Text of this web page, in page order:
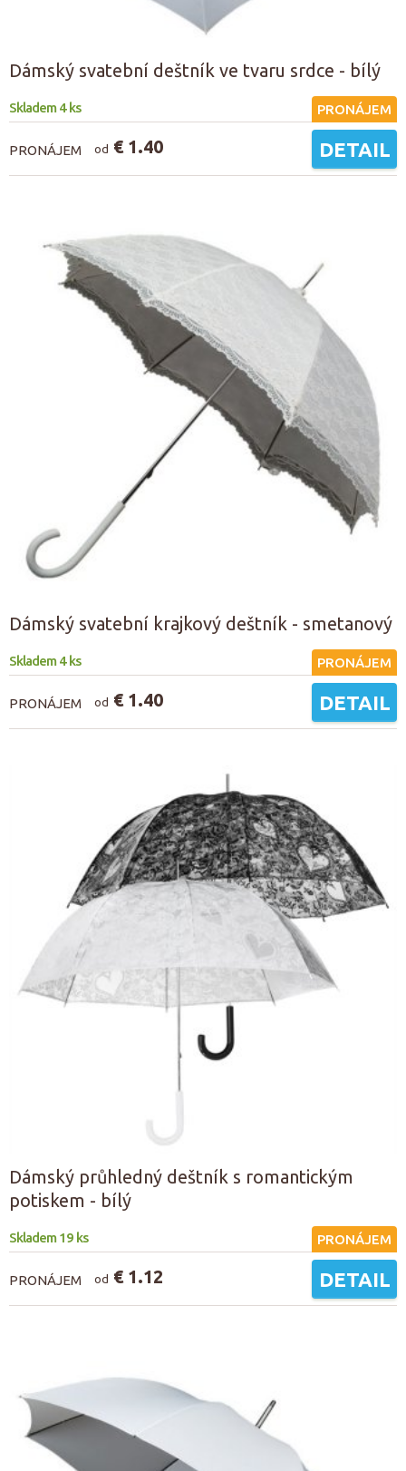
Dámský svatební deštník ve tvaru srdce - bílý
Skladem 4 ks PRONÁJEM
PRONÁJEM od € 1.40 DETAIL
Dámský svatební krajkový deštník - smetanový
Skladem 4 ks PRONÁJEM
PRONÁJEM od € 1.40 DETAIL
Dámský průhledný deštník s romantickým
potiskem - bílý
Skladem 19 ks PRONÁJEM
PRONÁJEM od € 1.12 DETAIL